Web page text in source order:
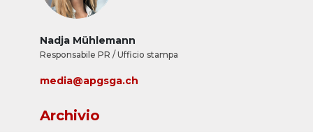
Nadja Mühlemann
Responsabile PR / Ufficio stampa
media@apgsga.ch
Archivio